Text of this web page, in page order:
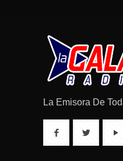
La Emisora De